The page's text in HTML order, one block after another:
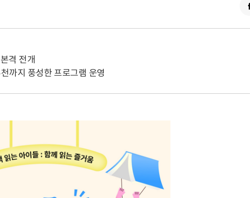
격 전개
까지 풍성한 프로그램 운영